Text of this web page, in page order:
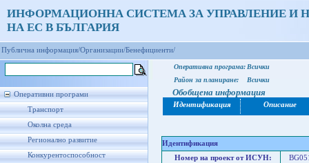
ИНФОРМАЦИОННА СИСТЕМА ЗА УПРАВЛЕНИЕ И
НА ЕС В БЪЛГАРИЯ
Публична информация/Организации/Бенефициенти/
Оперативни програми
Транспорт
Околна среда
Регионално развитие
Конкурентоспособност
Оперативна програма: Всички
Район за планиране:
Всички
Обобщена информация
Идентификация Описание
Идентификация
Номер на проект от ИСУН: